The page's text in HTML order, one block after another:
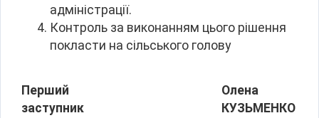
адміністрації.
Контроль за виконанням цього рішення
покласти на сільського голову
Перший
заступник
Олена
КУЗЬМЕНКО